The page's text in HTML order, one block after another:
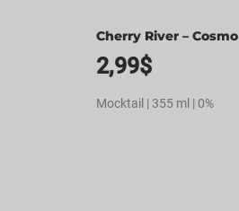
Cherry River – Cosmo
2,99$
Mocktail | 355 ml | 0%